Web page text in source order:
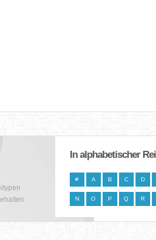
In alphabetischer
# A B C D
N O P Q R